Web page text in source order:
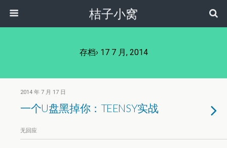
桔子小窝
存档› 17 7 月, 2014
2014 年 7 月 17 日
一个U盘黑掉你：TEENSY实战
无回应